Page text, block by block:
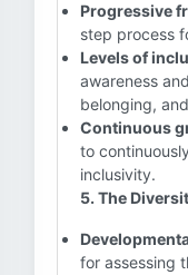
Progressive
step process
Levels of
awareness
belonging,
Continuous
to
inclusivity.
5. The
for assessing